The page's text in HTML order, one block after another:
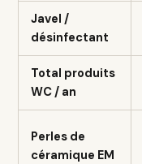
Javel /
désinfectant
Total produits
WC / an
Perles de
céramique EM